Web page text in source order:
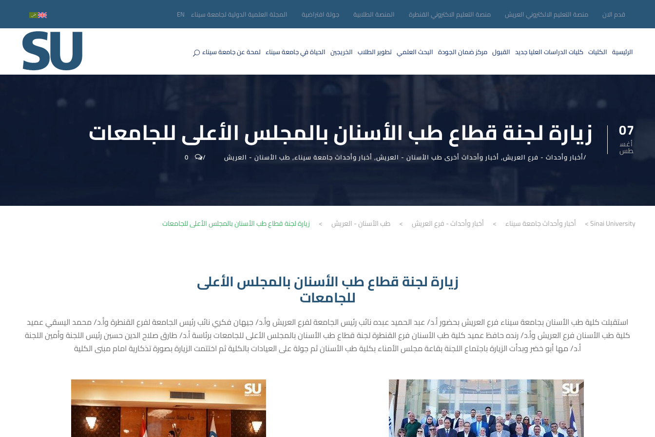
قدم الان منصة التعليم الالكتروني العريش منصة التعليم الاكتروني القنطرة المنصة الطلابية جولة افتراضية المجلة العلمية الدولية لجامعة سيناء EN
الرئيسية الكليات كليات الدراسات العلياجديد القبول مركز ضمان الجودة البحث العلمي تطوير الطلاب الخريجين الحياة في جامعة سيناء لمحة عن جامعة سيناء
07
أغس
طس زيارة لجنة قطاع طب الأسنان بالمجلس الأعلى ‎للجامعات
أخبار وأحداث - فرع العريش, أخبار وأحداث أخرى طب الأسنان - العريش, أخبار وأحداث جامعة سيناء, طب الأسنان - العريش 0
Sinai University
> أخبار وأحداث جامعة سيناء > أخبار وأحداث - فرع العريش > طب الأسنان - العريش > زيارة لجنة قطاع طب الأسنان بالمجلس الأعلى ‎للجامعات
زيارة لجنة قطاع طب الأسنان بالمجلس الأعلى
‎استقبلت كلية طب الأسنان بجامعة سيناء فرع العريش بحضور أ.د/ عبد الحميد عبده نائب رئيس الجامعة لفرع العريش وأ.د/ جيهان فكري نائب رئيس الجامعة لفرع القنطرة وأ.د/ محمد اليسقي عميد
كلية طب الأسنان فرع العريش وأ.د/ رنده حافظ عميد كلية طب الأسنان فرع القنطرة لجنة قطاع طب الأسنان بالمجلس الأعلى للجامعات برئاسة أ.د/ طارق صلاح الدين حسين رئيس اللجنة وأمين اللجنة
أ.د/ مها أبو خضر وبدأت الزيارة باجتماع اللجنة بقاعة مجلس الأمناء بكلية طب الأسنان ثم جولة على العيادات بالكلية ثم اختتمت الزيارة بصورة تذكارية امام مبنى الكلية